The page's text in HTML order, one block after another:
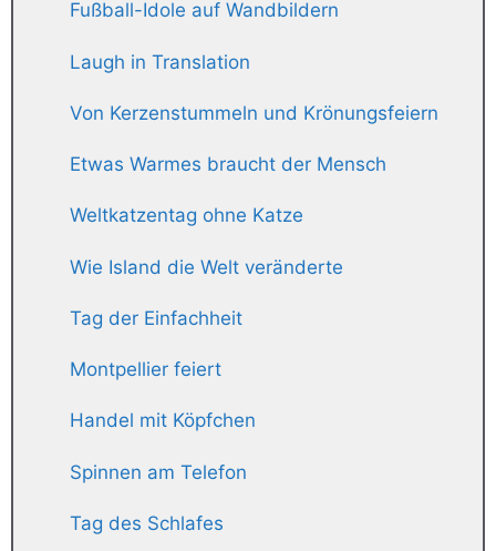
Fußball-Idole auf Wandbildern
Laugh in Translation
Von Kerzenstummeln und Krönungsfeiern
Etwas Warmes braucht der Mensch
Weltkatzentag ohne Katze
Wie Island die Welt veränderte
Tag der Einfachheit
Montpellier feiert
Handel mit Köpfchen
Spinnen am Telefon
Tag des Schlafes